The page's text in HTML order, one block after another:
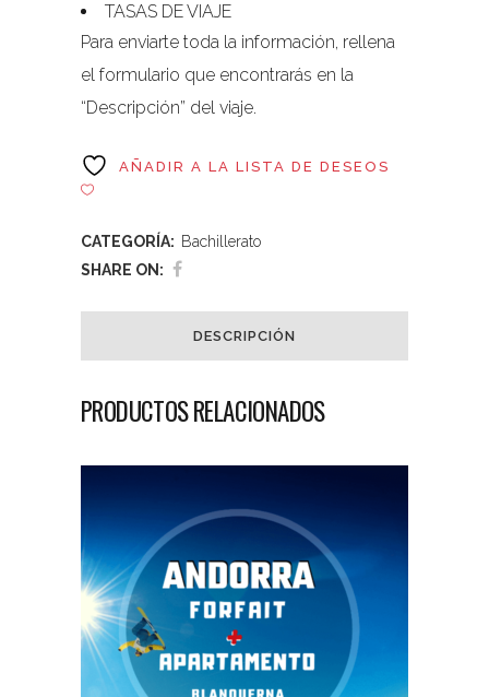
TASAS DE VIAJE
Para enviarte toda la información, rellena
el formulario que encontrarás en la
“Descripción” del viaje.
AÑADIR A LA LISTA DE DESEOS
CATEGORÍA: Bachillerato
SHARE ON:
DESCRIPCIÓN
PRODUCTOS RELACIONADOS